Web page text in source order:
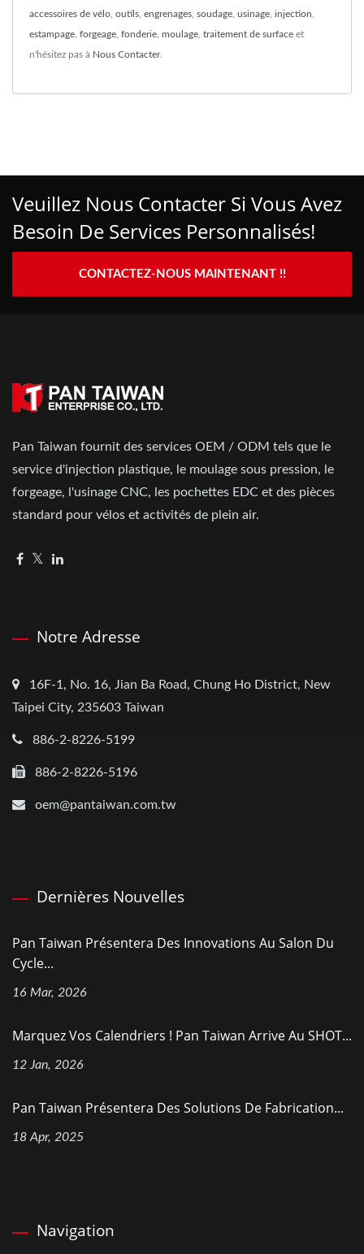
accessoires de vélo, outils, engrenages, soudage, usinage, injection,
estampage, forgeage, fonderie, moulage, traitement de surface et
n'hésitez pas à Nous Contacter.
Veuillez Nous Contacter Si Vous Avez
Besoin De Services Personnalisés!
CONTACTEZ-NOUS MAINTENANT !!
Pan Taiwan fournit des services OEM / ODM tels que le
service d'injection plastique, le moulage sous pression, le
forgeage, l'usinage CNC, les pochettes EDC et des pièces
standard pour vélos et activités de plein air.
Notre Adresse
16F-1, No. 16, Jian Ba Road, Chung Ho District, New
Taipei City, 235603 Taiwan
886-2-8226-5199
886-2-8226-5196
oem@pantaiwan.com.tw
Dernières Nouvelles
Pan Taiwan Présentera Des Innovations Au Salon Du
Cycle...
16 Mar, 2026
Marquez Vos Calendriers ! Pan Taiwan Arrive Au SHOT...
12 Jan, 2026
Pan Taiwan Présentera Des Solutions De Fabrication...
18 Apr, 2025
Navigation